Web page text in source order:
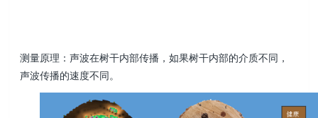
测量原理：声波在树干内部传播，如果树干内部的介质不同，
声波传播的速度不同。